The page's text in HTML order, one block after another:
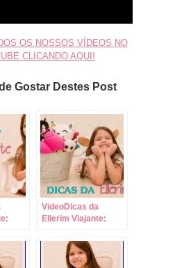
OS NOSSOS VÍDEOS NO
CLICANDO AQUI!
Gostar Destes Post
VideoDicas da
Ellerim Viajante:
Compras com
Crianças!